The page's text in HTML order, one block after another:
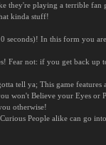
they're playing a terrible fan
kinda stuff!
seconds)! In this form you
Fear not: if you get back
tell ya; This game
won't Believe your Eyes or
otherwise!
People alike can go